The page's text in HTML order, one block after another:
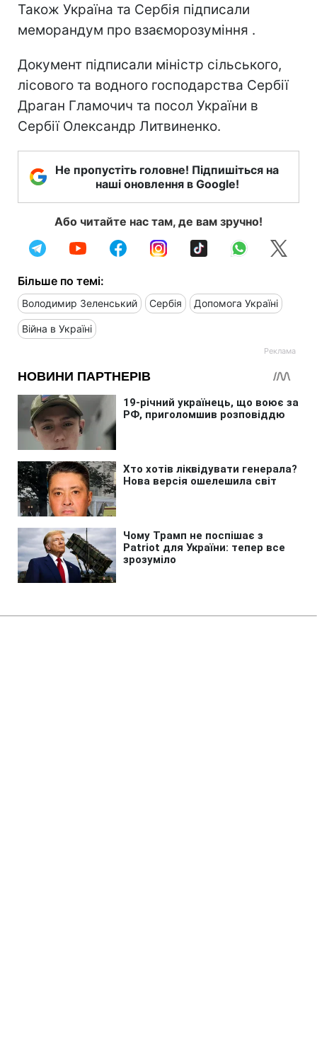
Також Україна та Сербія підписали
меморандум про взаєморозуміння .
Документ підписали міністр сільського,
лісового та водного господарства Сербії
Драган Гламочич та посол України в
Сербії Олександр Литвиненко.
Не пропустіть головне! Підпишіться на
наші оновлення в Google!
Або читайте нас там, де вам зручно!
Більше по темі:
Володимир Зеленський Сербія Допомога Україні
Війна в Україні